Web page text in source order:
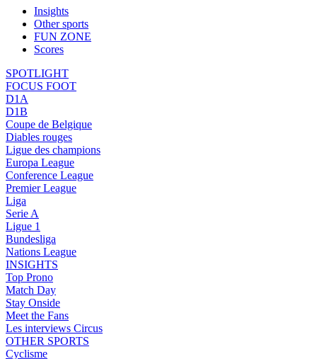
Insights
Other sports
FUN ZONE
Scores
SPOTLIGHT
FOCUS FOOT
D1A
D1B
Coupe de Belgique
Diables rouges
Ligue des champions
Europa League
Conference League
Premier League
Liga
Serie A
Ligue 1
Bundesliga
Nations League
INSIGHTS
Top Prono
Match Day
Stay Onside
Meet the Fans
Les interviews Circus
OTHER SPORTS
Cyclisme